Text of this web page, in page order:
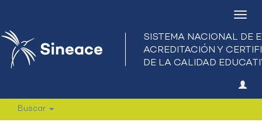
Buscar